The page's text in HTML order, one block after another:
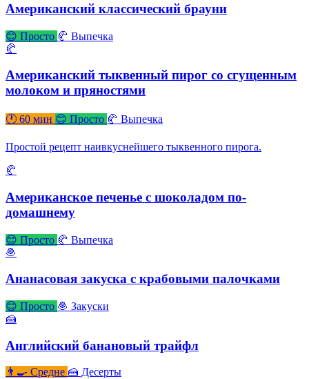
Американский классический брауни
😊 Просто 🥐 Выпечка
🥐
Американский тыквенный пирог со сгущенным
молоком и пряностями
🕐 60 мин 😊 Просто 🥐 Выпечка
Простой рецепт наивкуснейшего тыквенного пирога.
🥐
Американское печенье с шоколадом по-
домашнему
😊 Просто 🥐 Выпечка
🧆
Ананасовая закуска с крабовыми палочками
😊 Просто 🧆 Закуски
🍰
Английский банановый трайфл
👨‍🍳 Средне 🍰 Десерты